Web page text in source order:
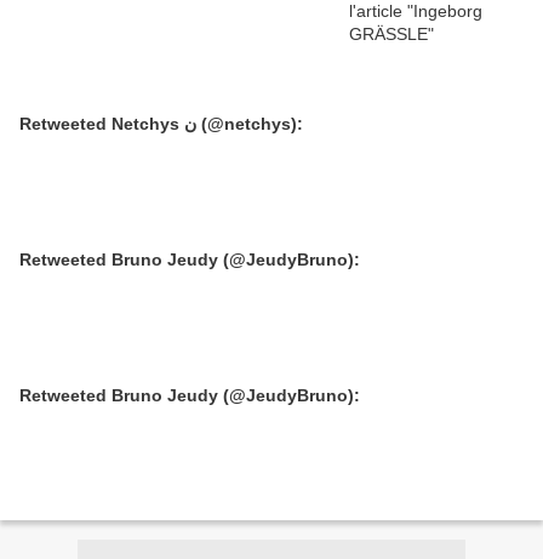
Retweeted Netchys ن (@netchys):
Retweeted Bruno Jeudy (@JeudyBruno):
Retweeted Bruno Jeudy (@JeudyBruno):